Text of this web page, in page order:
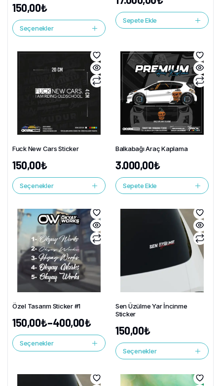
150,00₺
Seçenekler
Sepete Ekle
Fuck New Cars Sticker
150,00₺
Seçenekler
Balkabağı Araç Kaplama
3.000,00₺
Sepete Ekle
Özel Tasarım Sticker #1
150,00₺–400,00₺
Seçenekler
Sen Üzülme Yar İncinme
Sticker
150,00₺
Seçenekler